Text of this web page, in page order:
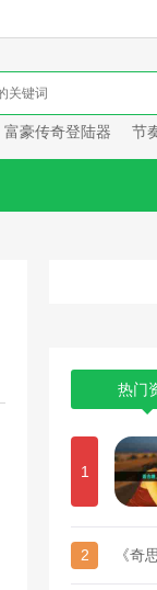
富豪传奇登陆器 节
热门
1
2 《